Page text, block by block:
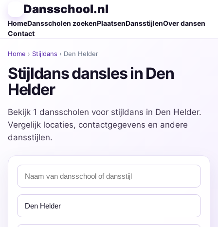
Dansschool.nl
HomeDansscholen zoekenPlaatsenDansstijlenOver dansen
Contact
Home › Stijldans › Den Helder
Stijldans dansles in Den
Helder
Bekijk 1 dansscholen voor stijldans in Den Helder.
Vergelijk locaties, contactgegevens en andere
dansstijlen.